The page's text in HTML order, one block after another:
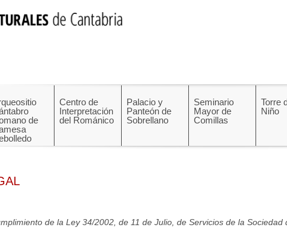
de
Centro de
Interpretación
del Románico
Palacio y
Panteón de
Sobrellano
Seminario
Mayor de
Comillas
Torre
Niño
de la Ley 34/2002, de 11 de Julio, de Servicios de la